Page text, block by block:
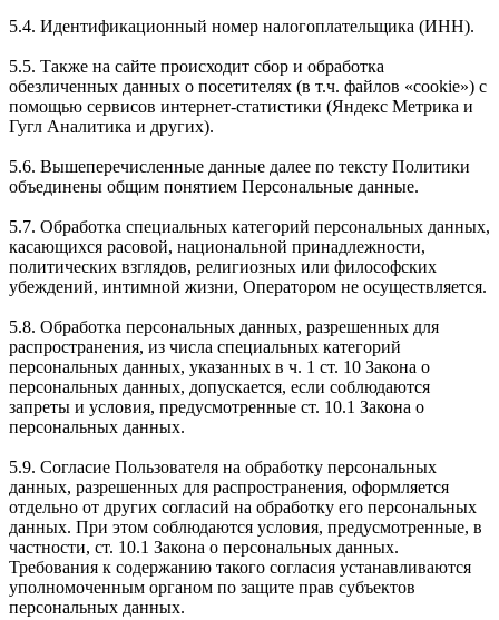
5.4. Идентификационный номер налогоплательщика (ИНН).
5.5. Также на сайте происходит сбор и обработка
обезличенных данных о посетителях (в т.ч. файлов «cookie») с
помощью сервисов интернет-статистики (Яндекс Метрика и
Гугл Аналитика и других).
5.6. Вышеперечисленные данные далее по тексту Политики
объединены общим понятием Персональные данные.
5.7. Обработка специальных категорий персональных данных,
касающихся расовой, национальной принадлежности,
политических взглядов, религиозных или философских
убеждений, интимной жизни, Оператором не осуществляется.
5.8. Обработка персональных данных, разрешенных для
распространения, из числа специальных категорий
персональных данных, указанных в ч. 1 ст. 10 Закона о
персональных данных, допускается, если соблюдаются
запреты и условия, предусмотренные ст. 10.1 Закона о
персональных данных.
5.9. Согласие Пользователя на обработку персональных
данных, разрешенных для распространения, оформляется
отдельно от других согласий на обработку его персональных
данных. При этом соблюдаются условия, предусмотренные, в
частности, ст. 10.1 Закона о персональных данных.
Требования к содержанию такого согласия устанавливаются
уполномоченным органом по защите прав субъектов
персональных данных.